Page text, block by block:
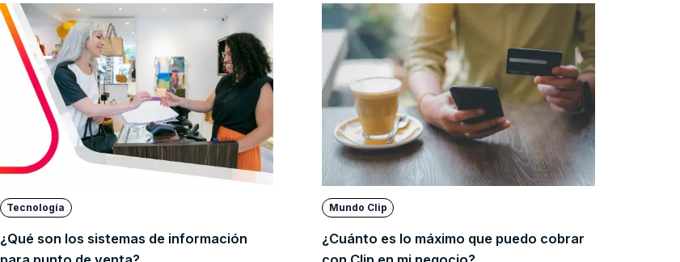
Tecnología
¿Qué son los sistemas de información
Mundo Clip
¿Cuánto es lo máximo que puedo cobrar